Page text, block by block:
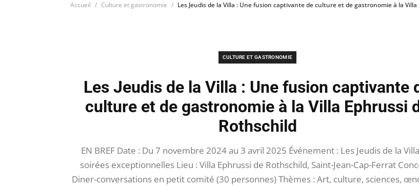
Accueil Culture et gastronomie Les Jeudis de la Villa : Une fusion captivante de culture et de gastronomie à la
CULTURE ET GASTRONOMIE
Les Jeudis de la Villa : Une fusion captivante
culture et de gastronomie à la Villa Ephrussi
Rothschild
EN BREF Date : Du 7 novembre 2024 au 3 avril 2025 Événement : Les Jeudis de la
soirées exceptionnelles Lieu : Villa Ephrussi de Rothschild, Saint-Jean-Cap-Ferrat
Diner-conversations en petit comité (30 personnes) Thèmes : Art, culture, sciences,